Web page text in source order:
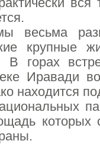
вся
весьма
крупные
горах
Иравади
находится
которых